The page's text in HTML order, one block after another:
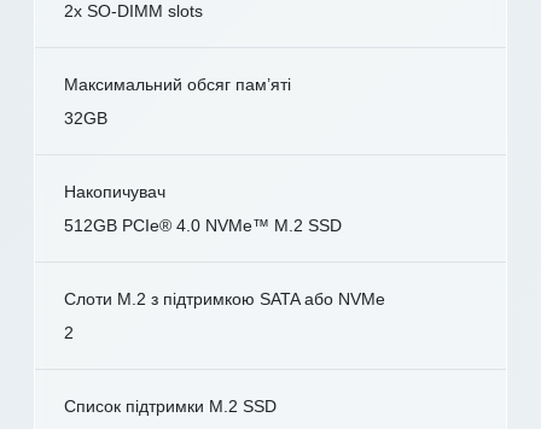
2x SO-DIMM slots
Максимальний обсяг пам’яті
32GB
Накопичувач
512GB PCIe® 4.0 NVMe™ M.2 SSD
Слоти M.2 з підтримкою SATA або NVMe
2
Список підтримки M.2 SSD